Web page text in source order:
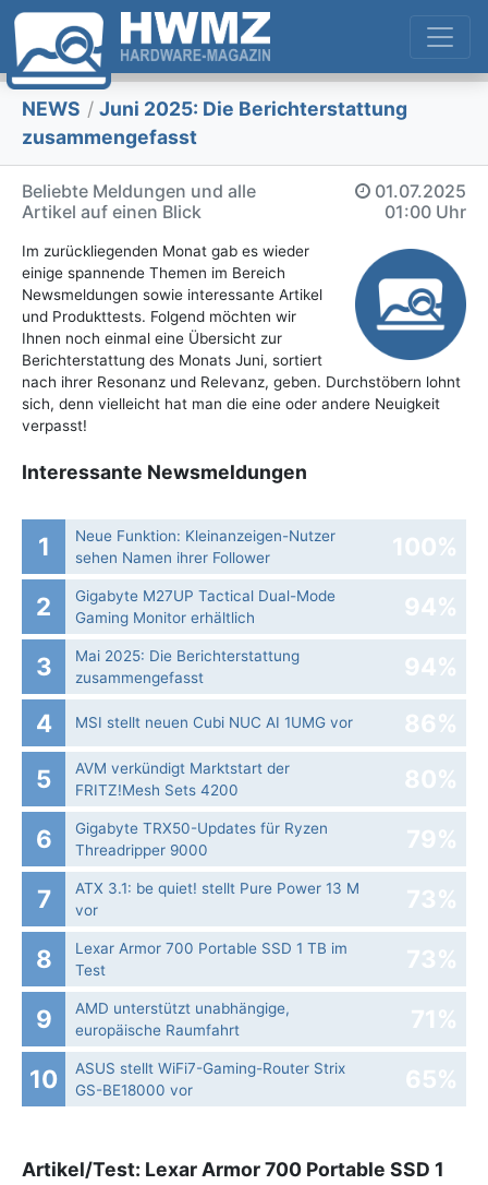
NEWS / Juni 2025: Die Bericht­erstattung
zusammengefasst
Beliebte Meldungen und alle
Artikel auf einen Blick
01.07.2025
01:00 Uhr
Im zurückliegenden Monat gab es wieder
einige spannende Themen im Bereich
Newsmeldungen sowie interessante Artikel
und Produkttests. Folgend möchten wir
Ihnen noch einmal eine Übersicht zur
Berichterstattung des Monats Juni, sortiert
nach ihrer Resonanz und Relevanz, geben. Durchstöbern lohnt
sich, denn vielleicht hat man die eine oder andere Neuigkeit
verpasst!
Interessante Newsmeldungen
1
Neue Funktion: Kleinanzeigen-Nutzer
sehen Namen ihrer Follower
100%
2
Gigabyte M27UP Tactical Dual-Mode
Gaming Monitor erhältlich
94%
3
Mai 2025: Die Bericht­erstattung
zusammengefasst
94%
4
MSI stellt neuen Cubi NUC AI 1UMG vor
86%
5
AVM verkündigt Marktstart der
FRITZ!Mesh Sets 4200
80%
6
Gigabyte TRX50-Updates für Ryzen
Threadripper 9000
79%
7
ATX 3.1: be quiet! stellt Pure Power 13 M
vor
73%
8
Lexar Armor 700 Portable SSD 1 TB im
Test
73%
9
AMD unterstützt unabhängige,
europäische Raumfahrt
71%
10
ASUS stellt WiFi7-Gaming-Router Strix
GS-BE18000 vor
65%
Artikel/Test: Lexar Armor 700 Portable SSD 1